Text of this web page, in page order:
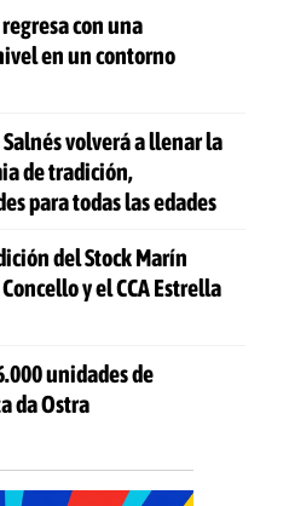
con una
en un contorno
Salnés volverá a llenar la
de tradición,
para todas las edades
del Stock Marín
y el CCA Estrella
unidades de
da Ostra